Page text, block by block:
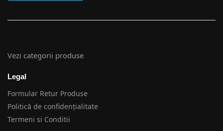
Vezi categorii produse
Legal
Formular Retur Produse
Politică de confidențialitate
Termeni si Conditii